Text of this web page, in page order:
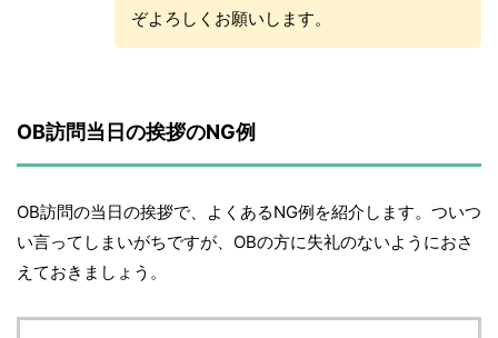
ぞよろしくお願いします。
OB訪問当日の挨拶のNG例
OB訪問の当日の挨拶で、よくあるNG例を紹介します。ついつ
い言ってしまいがちですが、OBの方に失礼のないようにおさ
えておきましょう。